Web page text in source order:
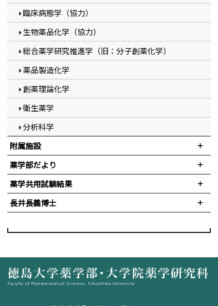
臨床病態学（協力）
生物薬品化学（協力）
総合薬学研究推進学（旧：分子創薬化学）
薬品製造化学
創薬理論化学
衛生薬学
分析科学
附属施設
薬学部だより
薬学共用試験結果
長井長義博士